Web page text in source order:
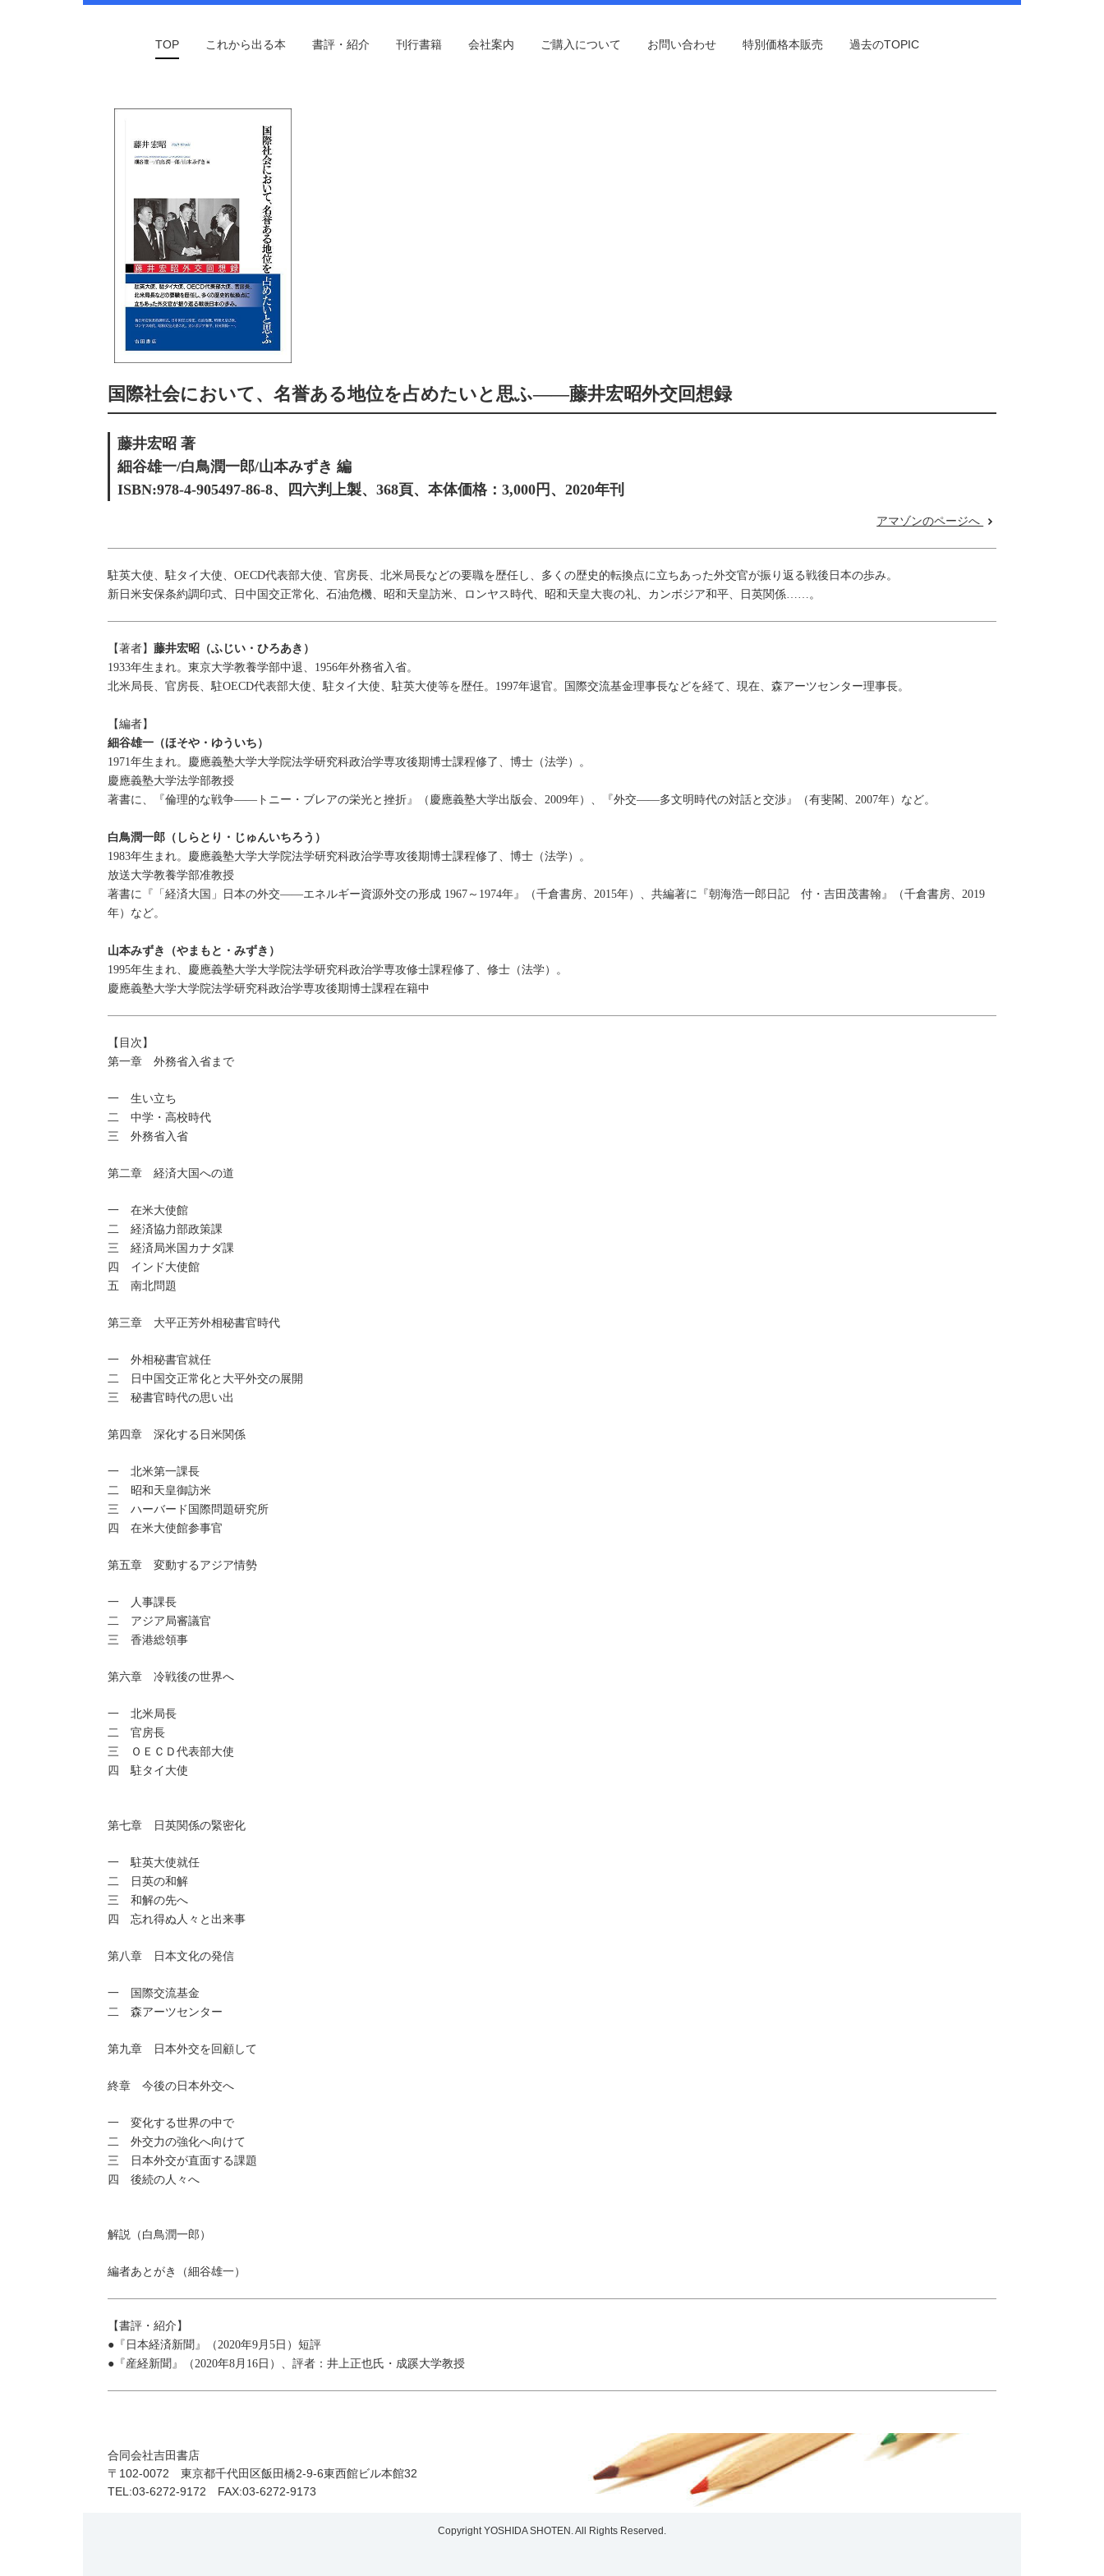
TOP これから出る本 書評・紹介 刊行書籍 会社案内 ご購入について お問い合わせ 特別価格本販売 過去のTOPIC
国際社会において、名誉ある地位を占めたいと思ふ――藤井宏昭外交回想録
藤井宏昭 著
細谷雄一/白鳥潤一郎/山本みずき 編
ISBN:978-4-905497-86‐8、四六判上製、368頁、本体価格：3,000円、2020年刊
アマゾンのページへ
駐英大使、駐タイ大使、OECD代表部大使、官房長、北米局長などの要職を歴任し、多くの歴史的転換点に立ちあった外交官が振り返る戦後日本の歩み。
新日米安保条約調印式、日中国交正常化、石油危機、昭和天皇訪米、ロンヤス時代、昭和天皇大喪の礼、カンボジア和平、日英関係……。
【著者】 藤井宏昭（ふじい・ひろあき）
1933年生まれ。東京大学教養学部中退、1956年外務省入省。
北米局長、官房長、駐OECD代表部大使、駐タイ大使、駐英大使等を歴任。1997年退官。国際交流基金理事長などを経て、現在、森アーツセンター理事長。
【編者】
細谷雄一（ほそや・ゆういち）
1971年生まれ。慶應義塾大学大学院法学研究科政治学専攻後期博士課程修了、博士（法学）。
慶應義塾大学法学部教授
著書に、『倫理的な戦争――トニー・ブレアの栄光と挫折』（慶應義塾大学出版会、2009年）、『外交――多文明時代の対話と交渉』（有斐閣、2007年）など。
白鳥潤一郎（しらとり・じゅんいちろう）
1983年生まれ。慶應義塾大学大学院法学研究科政治学専攻後期博士課程修了、博士（法学）。
放送大学教養学部准教授
著書に『「経済大国」日本の外交――エネルギー資源外交の形成 1967～1974年』（千倉書房、2015年）、共編著に『朝海浩一郎日記 付・吉田茂書翰』（千倉書房、2019
年）など。
山本みずき（やまもと・みずき）
1995年生まれ、慶應義塾大学大学院法学研究科政治学専攻修士課程修了、修士（法学）。
慶應義塾大学大学院法学研究科政治学専攻後期博士課程在籍中
【目次】
第一章 外務省入省まで
一 生い立ち
二 中学・高校時代
三 外務省入省
第二章 経済大国への道
一 在米大使館
二 経済協力部政策課
三 経済局米国カナダ課
四 インド大使館
五 南北問題
第三章 大平正芳外相秘書官時代
一 外相秘書官就任
二 日中国交正常化と大平外交の展開
三 秘書官時代の思い出
第四章 深化する日米関係
一 北米第一課長
二 昭和天皇御訪米
三 ハーバード国際問題研究所
四 在米大使館参事官
第五章 変動するアジア情勢
一 人事課長
二 アジア局審議官
三 香港総領事
第六章 冷戦後の世界へ
一 北米局長
二 官房長
三 ＯＥＣＤ代表部大使
四 駐タイ大使
第七章 日英関係の緊密化
一 駐英大使就任
二 日英の和解
三 和解の先へ
四 忘れ得ぬ人々と出来事
第八章 日本文化の発信
一 国際交流基金
二 森アーツセンター
第九章 日本外交を回顧して
終章 今後の日本外交へ
一 変化する世界の中で
二 外交力の強化へ向けて
三 日本外交が直面する課題
四 後続の人々へ
解説（白鳥潤一郎）
編者あとがき（細谷雄一）
【書評・紹介】
●『日本経済新聞』（2020年9月5日）短評
●『産経新聞』（2020年8月16日）、評者：井上正也氏・成蹊大学教授
合同会社吉田書店
〒102-0072 東京都千代田区飯田橋2-9-6東西館ビル本館32
TEL:03-6272-9172 FAX:03-6272-9173
Copyright YOSHIDA SHOTEN. All Rights Reserved.